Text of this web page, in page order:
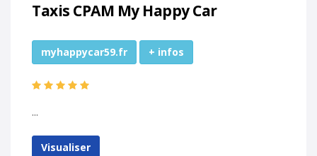
Taxis CPAM My Happy Car
myhappycar59.fr + infos
...
Visualiser